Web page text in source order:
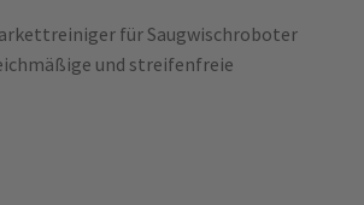
für Saugwischroboter
und streifenfreie